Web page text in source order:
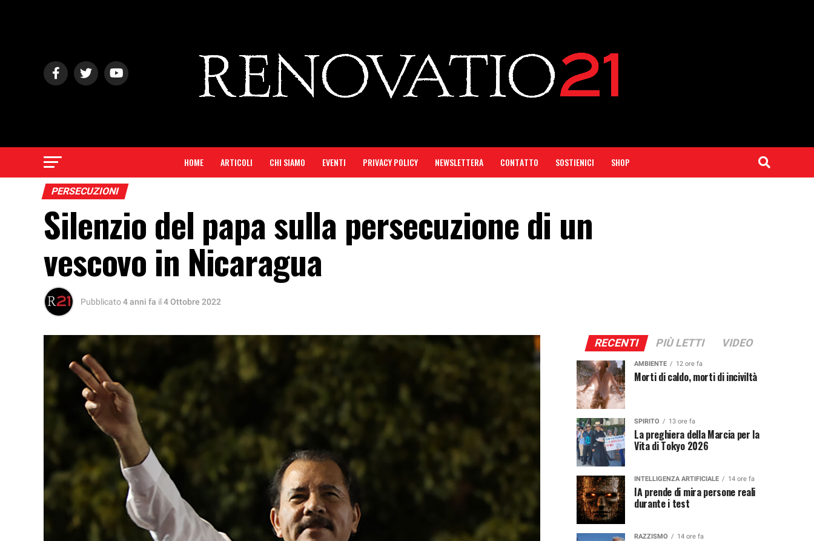
HOME ARTICOLI CHI SIAMO EVENTI PRIVACY POLICY NEWSLETTERA CONTATTO SOSTIENICI SHOP
PERSECUZIONI
Silenzio del papa sulla persecuzione di un
vescovo in Nicaragua
Pubblicato4 anni fa il4 Ottobre 2022
RECENTI PIÙ LETTI VIDEO
AMBIENTE 12 ore fa
Morti di caldo, morti di inciviltà
SPIRITO 13 ore fa
La preghiera della Marcia per la
Vita di Tokyo 2026
INTELLIGENZA ARTIFICIALE 14 ore fa
IA prende di mira persone reali
durante i test
RAZZISMO 14 ore fa